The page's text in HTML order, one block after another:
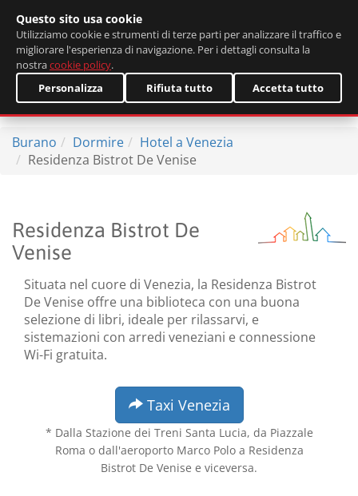
Burano Dormire
Hotel a Venezia
Residenza Bistrot De Venise
Residenza Bistrot De
Venise
Situata nel cuore di Venezia, la Residenza Bistrot
De Venise offre una biblioteca con una buona
selezione di libri, ideale per rilassarvi, e
sistemazioni con arredi veneziani e connessione
Wi-Fi gratuita.
Taxi Venezia
* Dalla Stazione dei Treni Santa Lucia, da Piazzale
Roma o dall'aeroporto Marco Polo a Residenza
Bistrot De Venise e viceversa.
Questo sito usa cookie
Utilizziamo cookie e strumenti di terze parti per analizzare il traffico e
migliorare l'esperienza di navigazione. Per i dettagli consulta la
nostracookie policy.
Personalizza
Rifiuta tutto Accetta tutto